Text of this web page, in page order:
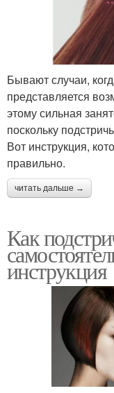
Бывают случаи,
представляется
этому сильная
поскольку
Вот инструкция,
правильно.
читать дальше →
Как
инструкция